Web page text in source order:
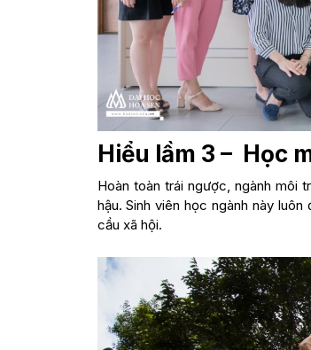
Hiểu lầm 3 – Học
Hoàn toàn trái ngược, ngành môi
hậu. Sinh viên học ngành này
cầu xã hội.